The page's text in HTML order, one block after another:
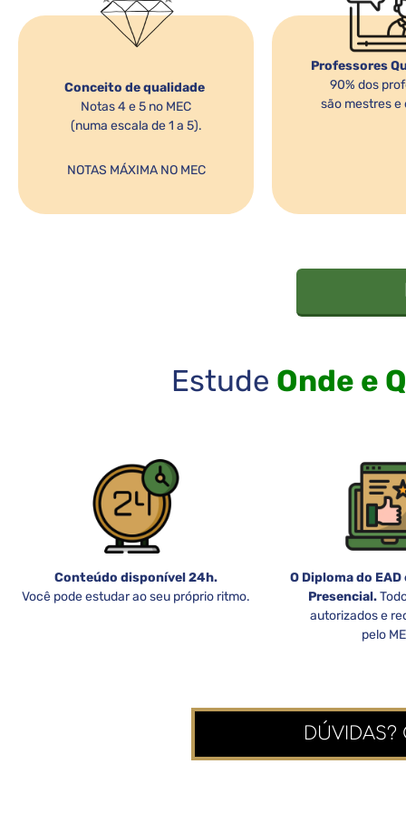
Conceito de qualidade
Notas 4 e 5 no MEC
(numa escala de 1 a 5).
NOTAS MÁXIMA NO MEC
Professores
90% dos
são mestres e
Estude Onde e
Conteúdo disponível 24h.
Você pode estudar ao seu próprio ritmo.
O Diploma do
Presencial.
autorizados e
pelo
DÚVIDAS?